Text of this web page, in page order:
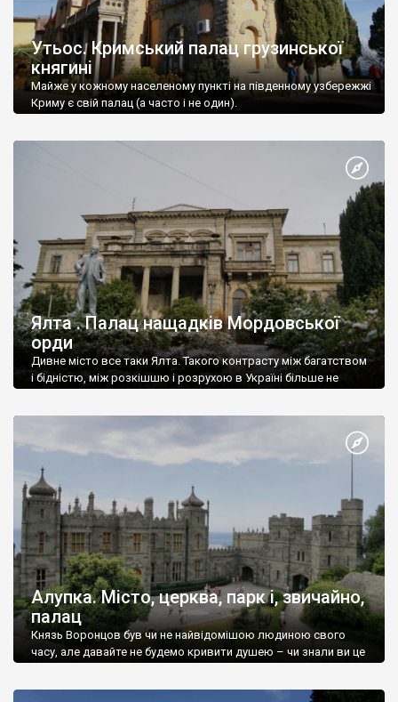
Утьос. Кримський палац грузинської
княгині
Майже у кожному населеному пункті на південному узбережжі
Криму є свій палац (а часто і не один).
Ялта . Палац нащадків Мордовської
орди
Дивне місто все таки Ялта. Такого контрасту між багатством
і бідністю, між розкішшю і розрухою в Україні більше не
Алупка. Місто, церква, парк і, звичайно,
палац
Князь Воронцов був чи не найвідомішою людиною свого
часу, але давайте не будемо кривити душею – чи знали ви це